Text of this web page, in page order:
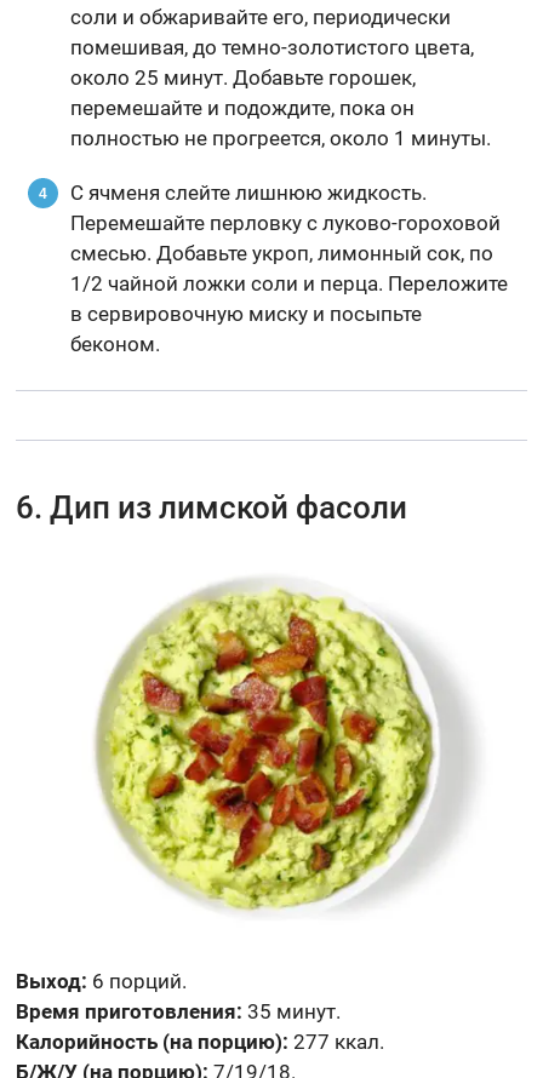
соли и обжаривайте его, периодически
помешивая, до темно-золотистого цвета,
около 25 минут. Добавьте горошек,
перемешайте и подождите, пока он
полностью не прогреется, около 1 минуты.
С ячменя слейте лишнюю жидкость.
Перемешайте перловку с луково-гороховой
смесью. Добавьте укроп, лимонный сок, по
1/2 чайной ложки соли и перца. Переложите
в сервировочную миску и посыпьте
беконом.
6. Дип из лимской фасоли
Выход: 6 порций.
Время приготовления: 35 минут.
Калорийность (на порцию): 277 ккал.
Б/Ж/У (на порцию): 7/19/18.